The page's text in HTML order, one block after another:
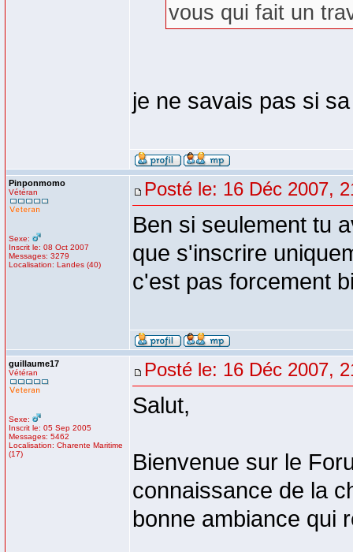
vous qui fait un
je ne savais pas si
Pinponmomo
Vétéran
Sexe:
Inscrit le: 08 Oct 2007
Messages: 3279
Localisation: Landes (40)
Posté le: 16 Déc 2007,
Ben si seulement tu
que s'inscrire
c'est pas forcement
guillaume17
Vétéran
Sexe:
Inscrit le: 05 Sep 2005
Messages: 5462
Localisation: Charente Maritime
(17)
Posté le: 16 Déc 2007,
Salut,
Bienvenue sur le
connaissance de la
bonne ambiance qui